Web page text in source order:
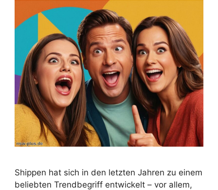
Shippen hat sich in den letzten Jahren zu einem
beliebten Trendbegriff entwickelt – vor allem,